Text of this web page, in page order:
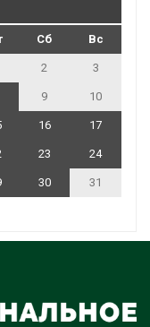
Сб Вс
2 3
9 10
16 17
23 24
30
31